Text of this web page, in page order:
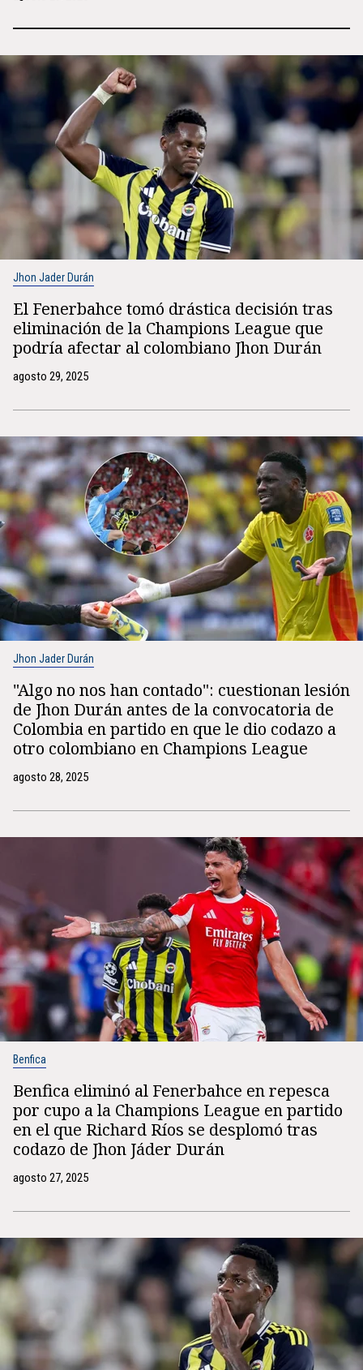
Jhon Jader Durán
El Fenerbahce tomó drástica decisión tras
eliminación de la Champions League que
podría afectar al colombiano Jhon Durán
agosto 29, 2025
Jhon Jader Durán
"Algo no nos han contado": cuestionan lesión
de Jhon Durán antes de la convocatoria de
Colombia en partido en que le dio codazo a
otro colombiano en Champions League
agosto 28, 2025
Benfica
Benfica eliminó al Fenerbahce en repesca
por cupo a la Champions League en partido
en el que Richard Ríos se desplomó tras
codazo de Jhon Jáder Durán
agosto 27, 2025